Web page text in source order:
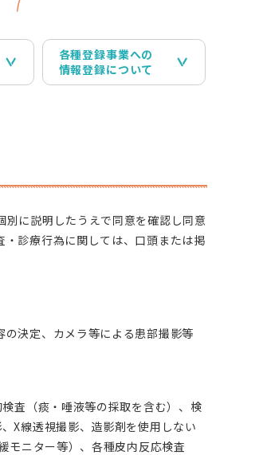
各種登録事業への
情報登録について
に説明したうえで同意を確認し同意
診療行為に関しては、口頭または掲
決定、カメラ等による患部撮影等
査（痰・唾液等の採取を含む）、検
X線透視撮影、造影剤を使用しない
モニター等）、各種皮内反応検査